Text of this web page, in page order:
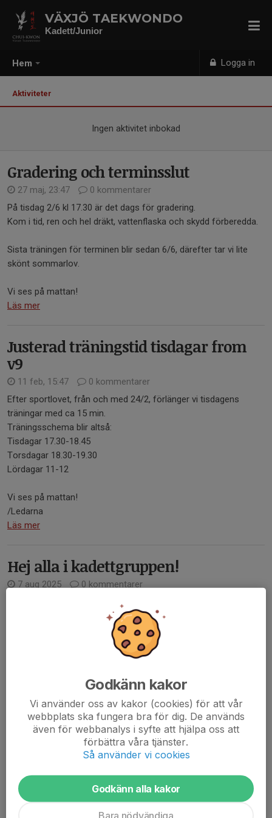
Hem Logga in
VÄXJÖ TAEKWONDO
Kadett/Junior
Aktiviteter
Ingen aktivitet inbokad
Gradering och terminsslut
27 maj, 23:47
0 kommentarer
På tisdag 2/6 kl 17.30 är det dags för gradering.
Kom i tid, ren och hel dräkt, vattenflaska och skydd förberedda.
Sista träningen för terminen blir sedan 6/6, därefter tar vi lite
skönt sommarlov.
Vi ses på mattan!
Läs mer
Justerad träningstid tisdagar from
v9
11 feb, 15:47
0 kommentarer
Efter sportlovet, från och med 24/2, förlänger vi tisdagens
träningar med ca 15 min.
Träningsschema blir altså:
Tisdagar 17.30-18.45
Torsdagar 18.30-19.30
Lördagar 11-12
Vi ses på mattan!
/Ledarna
Läs mer
Hej alla i kadettgruppen!
7 aug 2025
0 kommentarer
Hoppas alla är laddade för att kicka igång terminen. Tisdag 19/8
Till hösten kommer er grupp att träna 3 gånger per vecka, plus
möjlighet till en extra tävlingsträning.
Gradering Kadett, 27/5
12 maj 2025
0 kommentarer
På tisdag 27/5 kommer gruppen kadett genomföra sin gradering
Vi startar som vanligt 17.30 och försöker sluta till ca 19.
Godkänn kakor
Vi använder oss av kakor (cookies) för att vår
webbplats ska fungera bra för dig. De används
även för webbanalys i syfte att hjälpa oss att
förbättra våra tjänster.
Så använder vi cookies
Godkänn alla kakor
Bara nödvändiga